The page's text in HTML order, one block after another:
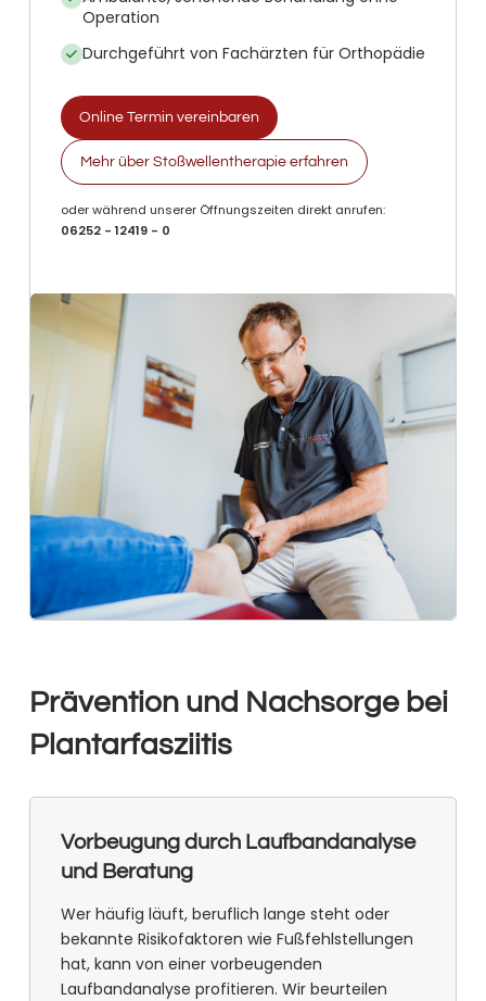
Operation
Durchgeführt von Fachärzten für Orthopädie
Online Termin vereinbaren
Mehr über Stoßwellentherapie erfahren
oder während unserer Öffnungszeiten direkt anrufen:
06252 - 12419 - 0
Prävention und Nachsorge bei
Plantarfasziitis
Vorbeugung durch Laufbandanalyse
und Beratung
Wer häufig läuft, beruflich lange steht oder
bekannte Risikofaktoren wie Fußfehlstellungen
hat, kann von einer vorbeugenden
Laufbandanalyse profitieren. Wir beurteilen